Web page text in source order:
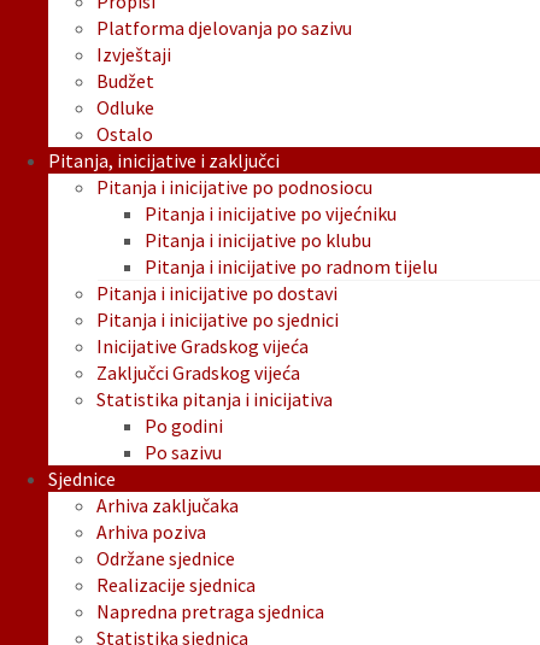
Platforma djelovanja po sazivu
Izvještaji
Budžet
Odluke
Ostalo
Pitanja, inicijative i zaključci
Pitanja i inicijative po podnosiocu
Pitanja i inicijative po vijećniku
Pitanja i inicijative po klubu
Pitanja i inicijative po radnom tijelu
Pitanja i inicijative po dostavi
Pitanja i inicijative po sjednici
Inicijative Gradskog vijeća
Zaključci Gradskog vijeća
Statistika pitanja i inicijativa
Po godini
Po sazivu
Sjednice
Arhiva zaključaka
Arhiva poziva
Održane sjednice
Realizacije sjednica
Napredna pretraga sjednica
Statistika sjednica